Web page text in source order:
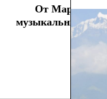
От Марокко
музыкальных